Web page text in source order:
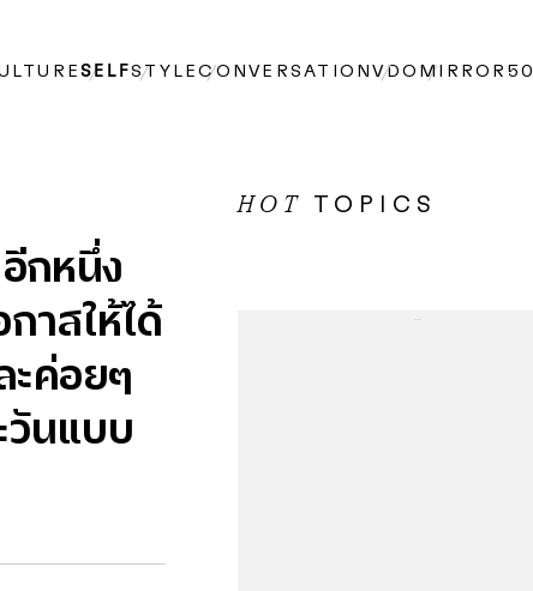
SELFSTYLE VDO
CONVERSATION MIRROR50
อีกหนึ่ง
าสให้ได้
ะค่อยๆ
วันแบบ
HOT TOPICS